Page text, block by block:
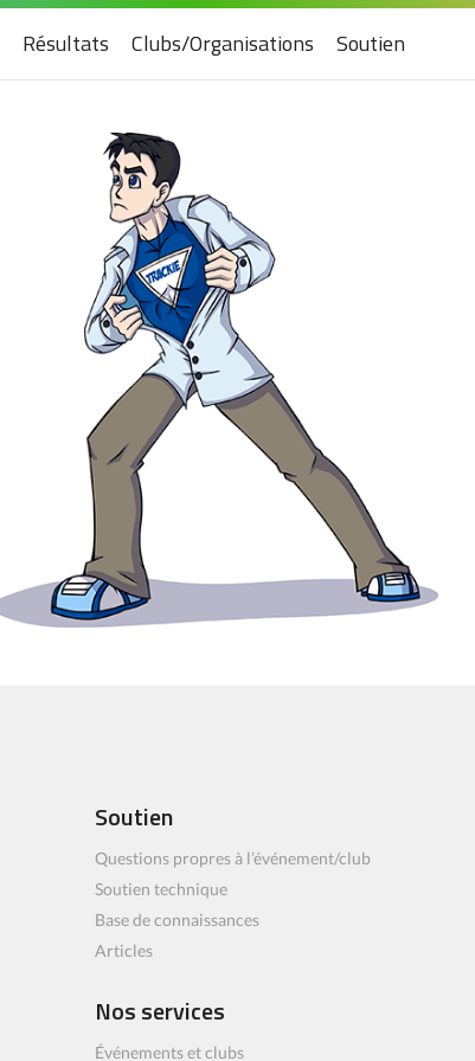
Résultats Clubs/Organisations Soutien
Soutien
Questions propres à l’événement/club
Soutien technique
Base de connaissances
Articles
Nos services
Événements et clubs